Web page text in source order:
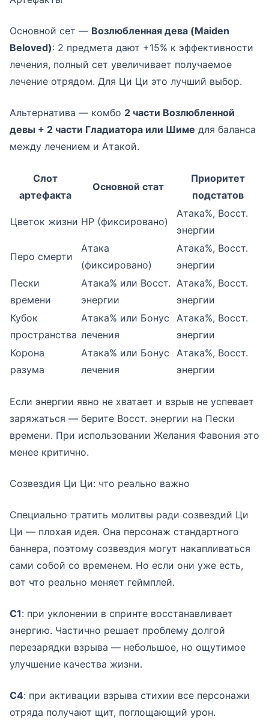
Основной сет — Возлюбленная дева (Maiden
Beloved): 2 предмета дают +15% к эффективности
лечения, полный сет увеличивает получаемое
лечение отрядом. Для Ци Ци это лучший выбор.
Альтернатива — комбо 2 части Возлюбленной
девы + 2 части Гладиатора или Шиме для баланса
между лечением и Атакой.
Слот
артефакта
Основной стат
Приоритет
подстатов
Цветок жизни HP (фиксировано)
Атака%, Восст.
энергии
Перо смерти
Атака
(фиксировано)
Атака%, Восст.
энергии
Пески
времени
Атака% или Восст.
энергии
Атака%, Восст.
энергии
Кубок
пространства
Атака% или Бонус
лечения
Атака%, Восст.
энергии
Корона
разума
Атака% или Бонус
лечения
Атака%, Восст.
энергии
Если энергии явно не хватает и взрыв не успевает
заряжаться — берите Восст. энергии на Пески
времени. При использовании Желания Фавония это
менее критично.
Созвездия Ци Ци: что реально важно
Специально тратить молитвы ради созвездий Ци
Ци — плохая идея. Она персонаж стандартного
баннера, поэтому созвездия могут накапливаться
сами собой со временем. Но если они уже есть,
вот что реально меняет геймплей.
C1: при уклонении в спринте восстанавливает
энергию. Частично решает проблему долгой
перезарядки взрыва — небольшое, но ощутимое
улучшение качества жизни.
C4: при активации взрыва стихии все персонажи
отряда получают щит, поглощающий урон.